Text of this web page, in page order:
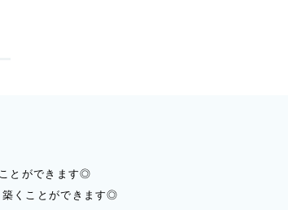
とができます◎
築くことができます◎